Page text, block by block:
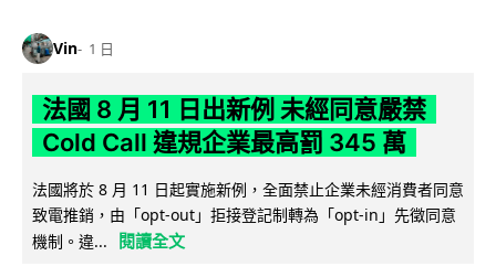
Vin 1 日
法國 8 月 11 日出新例 未經同意嚴禁
Cold Call 違規企業最高罰 345 萬
法國將於 8 月 11 日起實施新例，全面禁止企業未經消費者同意
致電推銷，由「opt-out」拒接登記制轉為「opt-in」先徵同意
機制。違...
閱讀全文